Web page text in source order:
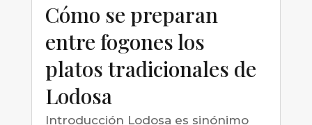
Cómo se preparan
entre fogones los
platos tradicionales de
Lodosa
Introducción Lodosa es sinónimo